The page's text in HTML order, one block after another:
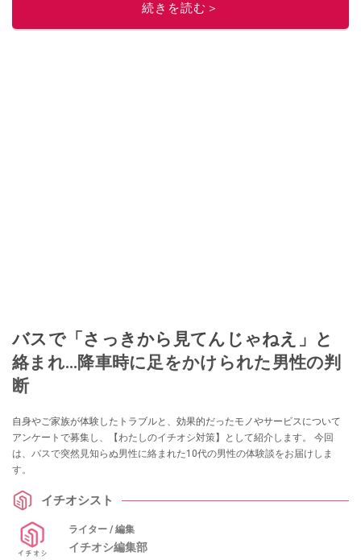
続きを読む＞
バスで「さっきから見てんじゃねえ」と
絡まれ…降車時に足をかけられた男性の判
断
自身やご家族が体験したトラブルと、効果的だったモノやサービスについて
アンケートで募集し、【わたしのイチオシ対策】として紹介します。 今回
は、バスで突然見知らぬ男性に絡まれた10代の男性の体験談をお届けしま
す。
イチオシスト
ライター / 編集
イチオシ編集部